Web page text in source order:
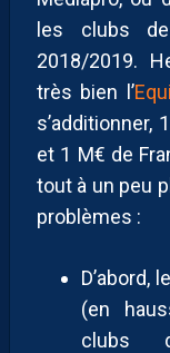
les clubs
2018/2019.
très bien l’
s’additionner,
et 1 M€ de
tout à un peu
problèmes :
D’abord,
(en
clubs